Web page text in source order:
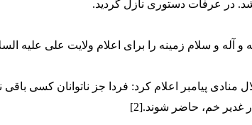
در عرفات دستوری نازل گردید.
و آله و سلام زمینه را برای اعلام ولایت علی علیه
منادی پیامبر اعلام کرد: فردا جز ناتوانان کسی باقی
غدیر خم، حاضر شوند.[2]